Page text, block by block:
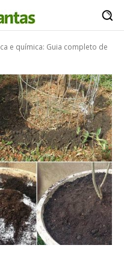
e química: Guia completo de